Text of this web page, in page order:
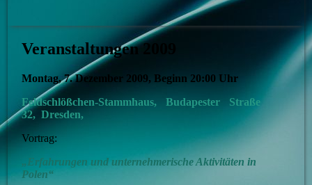
Veranstaltungen 2009
Montag, 7. Dezember 2009, Beginn 20:00 Uhr
Feldschlößchen-Stammhaus, Budapester Straße
32, Dresden,
Vortrag:
„Erfahrungen und unternehmerische Aktivitäten in
Polen“